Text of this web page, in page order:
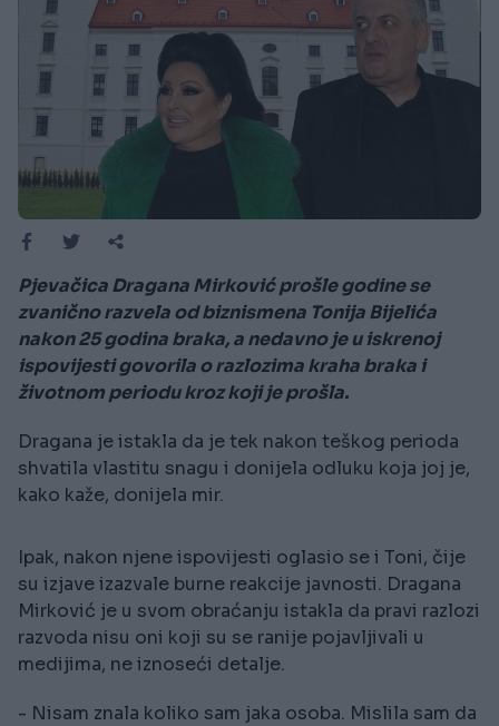
Pjevačica Dragana Mirković prošle godine se
zvanično razvela od biznismena Tonija Bijelića
nakon 25 godina braka, a nedavno je u iskrenoj
ispovijesti govorila o razlozima kraha braka i
životnom periodu kroz koji je prošla.
Dragana je istakla da je tek nakon teškog perioda
shvatila vlastitu snagu i donijela odluku koja joj je,
kako kaže, donijela mir.
Ipak, nakon njene ispovijesti oglasio se i Toni, čije
su izjave izazvale burne reakcije javnosti. Dragana
Mirković je u svom obraćanju istakla da pravi razlozi
razvoda nisu oni koji su se ranije pojavljivali u
medijima, ne iznoseći detalje.
- Nisam znala koliko sam jaka osoba. Mislila sam da